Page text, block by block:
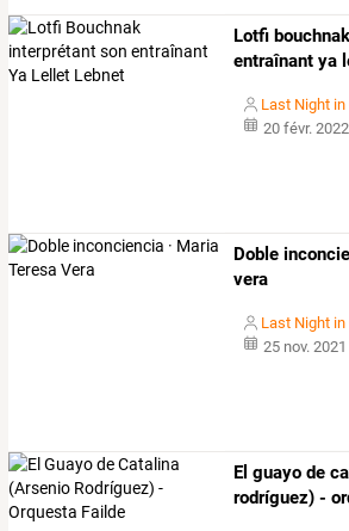
Lotfi
entraînant ya
Last Night
20 févr. 2022
Doble
vera
Last Night
25 nov. 2021
El guayo de
rodríguez) -